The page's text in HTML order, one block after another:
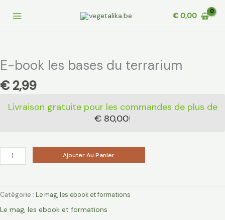
€ 0,00
E-book les bases du terrarium
€ 2,99
Livraison gratuite pour les commandes de plus de
€ 80,00!
E-
book
les
Ajouter Au Panier
Catégorie : Le mag, les ebook et formations
Le mag, les ebook et formations